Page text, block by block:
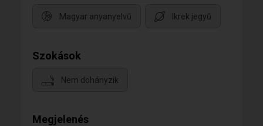
Magyar anyanyelvű Ikrek jegyű
Szokások
Nem dohányzik
Megjelenés